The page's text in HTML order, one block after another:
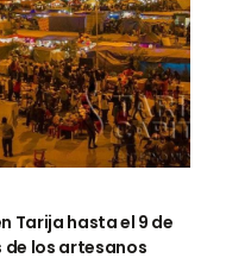
Tarija hasta el 9 de
los artesanos